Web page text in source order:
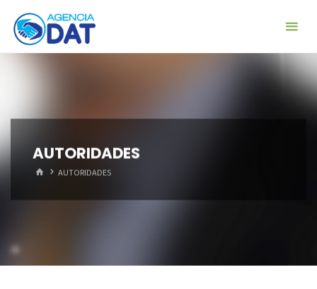
content
AUTORIDADES
HOMEAUTORIDADES